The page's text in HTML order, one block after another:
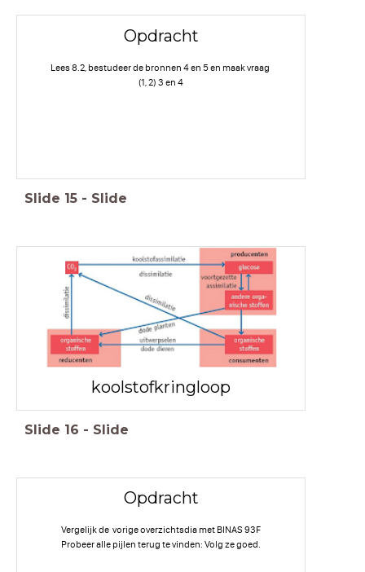
Opdracht
Lees 8.2, bestudeer de bronnen 4 en 5 en maak vraag
(1, 2) 3 en 4
Slide 15 - Slide
koolstofkringloop
Slide 16 - Slide
Opdracht
Vergelijk de vorige overzichtsdia met BINAS 93F
Probeer alle pijlen terug te vinden: Volg ze goed.